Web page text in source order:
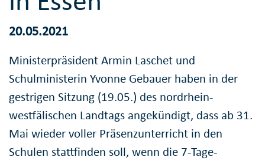
20.05.2021
Ministerpräsident Armin Laschet und
Schulministerin Yvonne Gebauer haben in der
gestrigen Sitzung (19.05.) des nordrhein-
westfälischen Landtags angekündigt, dass ab 31.
Mai wieder voller Präsenzunterricht in den
Schulen stattfinden soll, wenn die 7-Tage-